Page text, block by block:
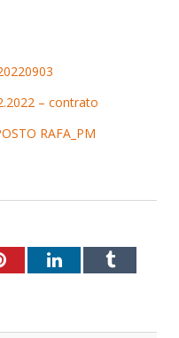
– contrato
RAFA_PM
PinterestLinkedInTumblr